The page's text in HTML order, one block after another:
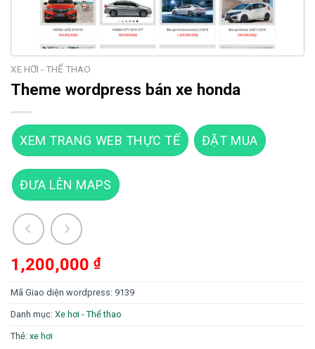
XE HƠI - THỂ THAO
Theme wordpress bán xe honda
XEM TRANG WEB THỰC TẾ ĐẶT MUA
ĐƯA LÊN MAPS
1,200,000 ₫
Mã Giao diện wordpress: 9139
Danh mục: Xe hơi - Thể thao
Thẻ: xe hơi